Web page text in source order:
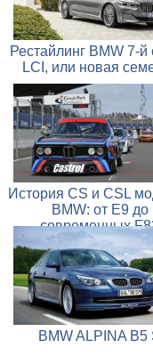
Рестайлинг BMW 7-й
LCI, или новая
История CS и CSL
BMW: от E9 до
современных
BMW ALPINA B5